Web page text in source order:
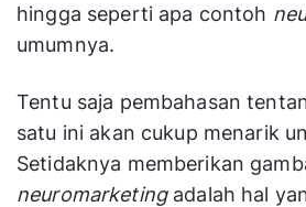
hingga seperti apa contoh
umumnya.
Tentu saja pembahasan
satu ini akan cukup menarik
Setidaknya memberikan
neuromarketingadalah hal